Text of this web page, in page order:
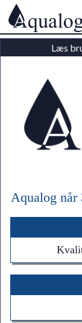
Læs
Aqualog